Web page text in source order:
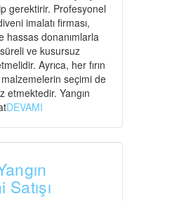
gerektirir. Profesyonel
imalatı firması,
hassas donanımlarla
ve kusursuz
Ayrıca, her fırın
seçimi de
etmektedir. Yangın
DEVAMI